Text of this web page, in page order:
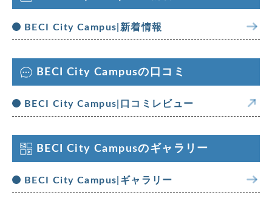
BECI City Campus|新着情報
BECI City Campusの口コミ
BECI City Campus|口コミレビュー
BECI City Campusのギャラリー
BECI City Campus|ギャラリー